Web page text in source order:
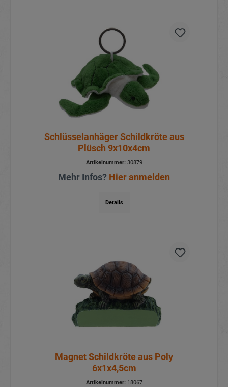
Schlüsselanhäger Schildkröte aus
Plüsch 9x10x4cm
Artikelnummer:30879
Mehr Infos? Hier anmelden
Details
Magnet Schildkröte aus Poly
6x1x4,5cm
Artikelnummer:18067